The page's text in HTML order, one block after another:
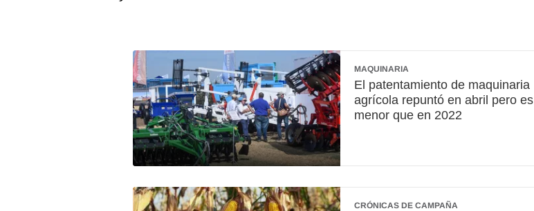
MAQUINARIA
El patentamiento de maquinaria
agrícola repuntó en abril pero es
menor que en 2022
CRÓNICAS DE CAMPAÑA